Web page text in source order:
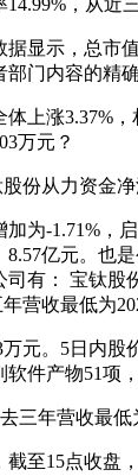
，从近
示，总市值
门内容的精
涨3.37%，
万元？
从力资金净
-1.71%，启
8.57亿元。也
有： 宝钛股
营收最低为
。5日内股价
件产物51项
年营收最低为
15点收盘，